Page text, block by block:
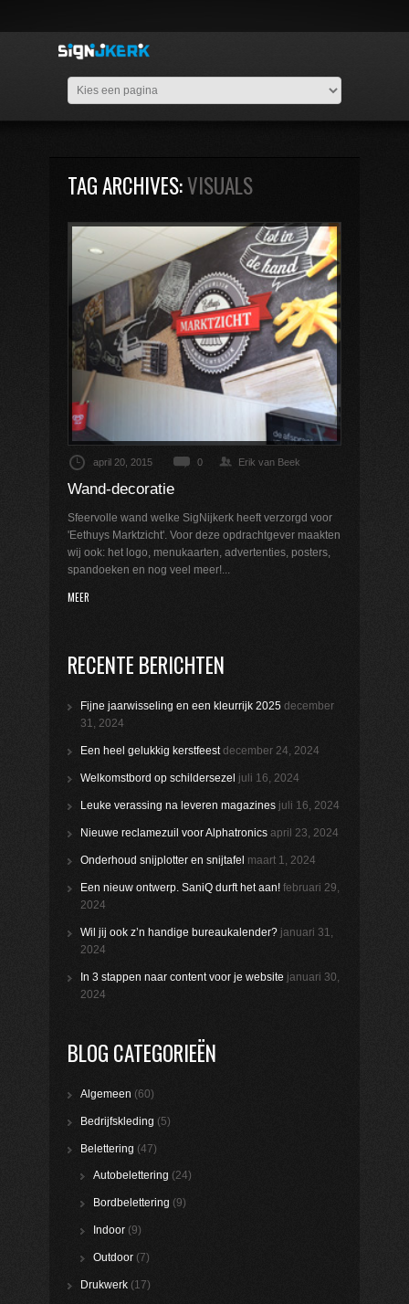
TAG ARCHIVES:VISUALS
april 20, 2015 0 Erik van Beek
Wand-decoratie
Sfeervolle wand welke SigNijkerk heeft verzorgd voor
'Eethuys Marktzicht'. Voor deze opdrachtgever maakten
wij ook: het logo, menukaarten, advertenties, posters,
spandoeken en nog veel meer!...
MEER
RECENTE BERICHTEN
Fijne jaarwisseling en een kleurrijk 2025 december
31, 2024
Een heel gelukkig kerstfeest december 24, 2024
Welkomstbord op schildersezel juli 16, 2024
Leuke verassing na leveren magazines juli 16, 2024
Nieuwe reclamezuil voor Alphatronics april 23, 2024
Onderhoud snijplotter en snijtafel maart 1, 2024
Een nieuw ontwerp. SaniQ durft het aan! februari 29,
2024
Wil jij ook z’n handige bureaukalender? januari 31,
2024
In 3 stappen naar content voor je website januari 30,
2024
BLOG CATEGORIEËN
Algemeen (60)
Bedrijfskleding (5)
Belettering (47)
Autobelettering (24)
Bordbelettering (9)
Indoor (9)
Outdoor (7)
Drukwerk (17)